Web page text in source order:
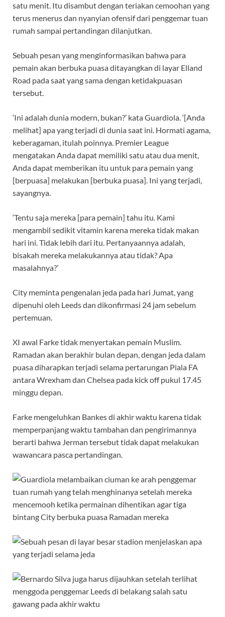
satu menit. Itu disambut dengan teriakan cemoohan yang
terus menerus dan nyanyian ofensif dari penggemar tuan
rumah sampai pertandingan dilanjutkan.
Sebuah pesan yang menginformasikan bahwa para
pemain akan berbuka puasa ditayangkan di layar Elland
Road pada saat yang sama dengan ketidakpuasan
tersebut.
‘Ini adalah dunia modern, bukan?’ kata Guardiola. ‘[Anda
melihat] apa yang terjadi di dunia saat ini. Hormati agama,
keberagaman, itulah poinnya. Premier League
mengatakan Anda dapat memiliki satu atau dua menit,
Anda dapat memberikan itu untuk para pemain yang
[berpuasa] melakukan [berbuka puasa]. Ini yang terjadi,
sayangnya.
‘Tentu saja mereka [para pemain] tahu itu. Kami
mengambil sedikit vitamin karena mereka tidak makan
hari ini. Tidak lebih dari itu. Pertanyaannya adalah,
bisakah mereka melakukannya atau tidak? Apa
masalahnya?’
City meminta pengenalan jeda pada hari Jumat, yang
dipenuhi oleh Leeds dan dikonfirmasi 24 jam sebelum
pertemuan.
XI awal Farke tidak menyertakan pemain Muslim.
Ramadan akan berakhir bulan depan, dengan jeda dalam
puasa diharapkan terjadi selama pertarungan Piala FA
antara Wrexham dan Chelsea pada kick off pukul 17.45
minggu depan.
Farke mengeluhkan Bankes di akhir waktu karena tidak
memperpanjang waktu tambahan dan pengirimannya
berarti bahwa Jerman tersebut tidak dapat melakukan
wawancara pasca pertandingan.